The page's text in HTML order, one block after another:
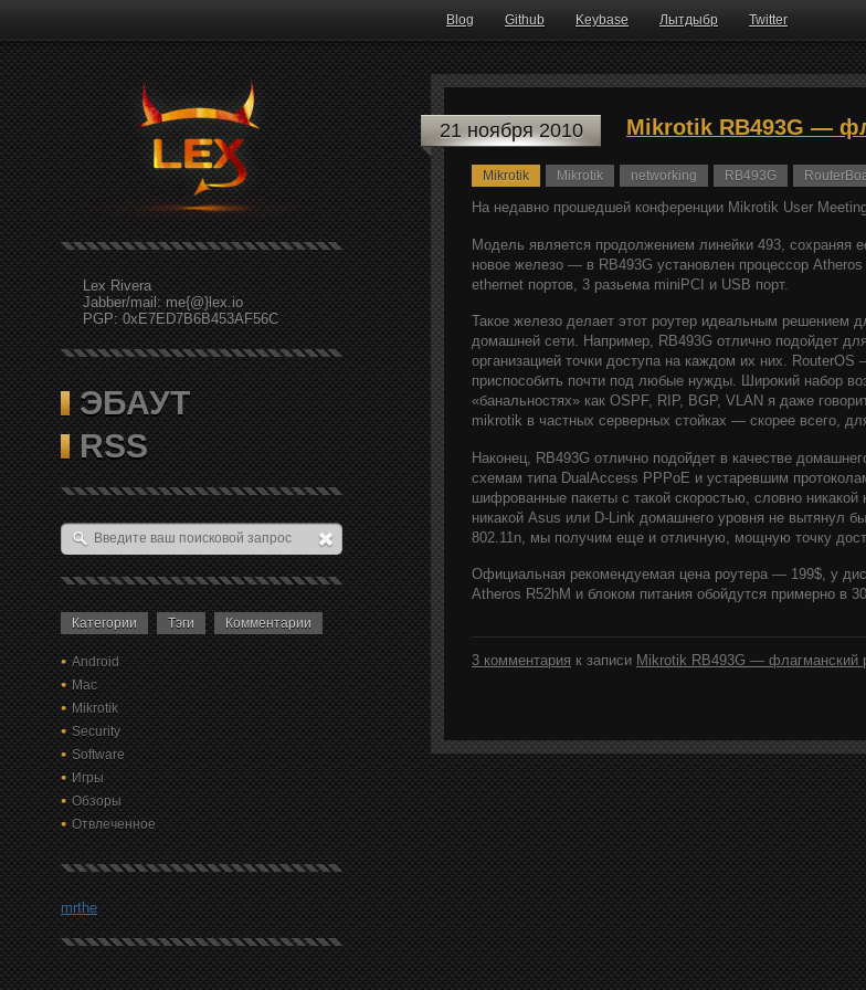
Blog Github Keybase Лытдыбр Twitter
Lex Rivera
Jabber/mail: me{@}lex.io
PGP: 0xE7ED7B6B453AF56C
ЭБАУТ
RSS
Категории Тэги Комментарии
Android
Mac
Mikrotik
Security
Software
Игры
Обзоры
Отвлеченное
mrthe
21 ноября 2010 Mikrotik RB493G —
Mikrotik Mikrotik networking RB493G
На недавно прошедшей конференции Mikrotik User
Модель является продолжением линейки 493, сохраняя
новое железо — в RB493G установлен процессор
ethernet портов, 3 разьема miniPCI и USB порт.
Такое железо делает этот роутер идеальным решением
домашней сети. Например, RB493G отлично подойдет
организацией точки доступа на каждом их них.
приспособить почти под любые нужды. Широкий набор
«банальностях» как OSPF, RIP, BGP, VLAN я даже
mikrotik в частных серверных стойках — скорее всего,
Наконец, RB493G отлично подойдет в качестве
схемам типа DualAccess PPPoE и устаревшим
шифрованные пакеты с такой скоростью, словно
никакой Asus или D-Link домашнего уровня не вытянул
802.11n, мы получим еще и отличную, мощную точку
Официальная рекомендуемая цена роутера — 199$, у
Atheros R52hM и блоком питания обойдутся примерно в
3 комментария к записи Mikrotik RB493G — флагманский